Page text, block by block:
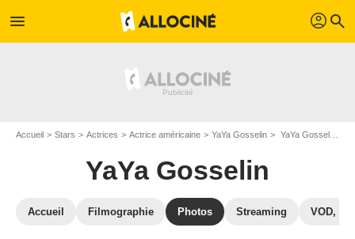
menu profil search
Accueil Stars Actrices Actrice américaine YaYa Gosselin YaYa Gosselin : Photos de ses films et séries
YaYa Gosselin
Accueil Filmographie Photos Streaming VOD,